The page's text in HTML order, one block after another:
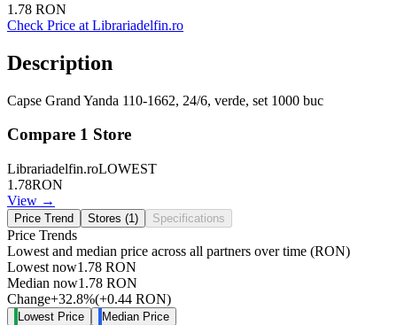
1.78 RON
Check Price at Librariadelfin.ro
Description
Capse Grand Yanda 110-1662, 24/6, verde, set 1000 buc
Compare 1 Store
Librariadelfin.roLOWEST
1.78RON
View →
Price Trend Stores (1) Specifications
Price Trends
Lowest and median price across all partners over time (RON)
Lowest now1.78 RON
Median now1.78 RON
Change+32.8%(+0.44 RON)
Lowest Price Median Price